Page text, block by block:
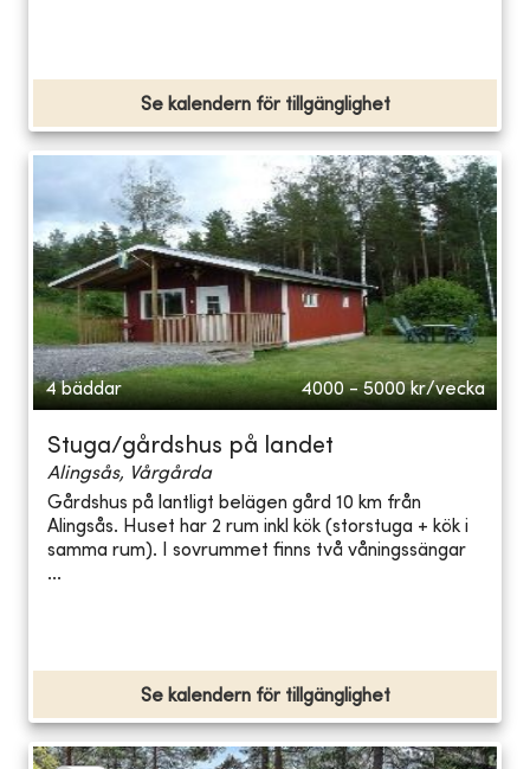
Se kalendern för tillgänglighet
4 bäddar 4000 - 5000 kr/vecka
Stuga/gårdshus på landet
Alingsås, Vårgårda
Gårdshus på lantligt belägen gård 10 km från
Alingsås. Huset har 2 rum inkl kök (storstuga + kök i
samma rum). I sovrummet finns två våningssängar
...
Se kalendern för tillgänglighet